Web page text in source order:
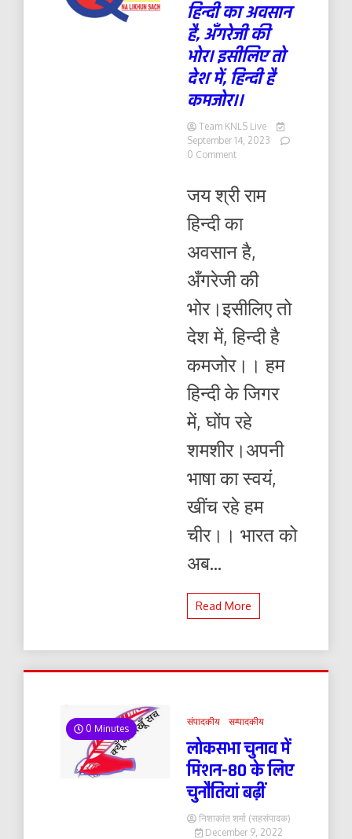
हिन्दी का अवसान
है, अँगरेजी की
भोर। इसीलिए तो
देश में, हिन्दी है
कमजोर।।
Team KNLS Live
September 14, 2023
0 Commenton
अवसान
अँगरेजी
भोर।
तो
में,
है
जय श्री राम
हिन्दी का
अवसान है,
अँगरेजी की
भोर।इसीलिए तो
देश में, हिन्दी है
कमजोर।। हम
हिन्दी के जिगर
में, घोंप रहे
शमशीर।अपनी
भाषा का स्वयं,
खींच रहे हम
चीर।। भारत को
अब...
Read More
0 Minutes
संपादकीय सम्पादकीय
लोकसभा चुनाव में
मिशन-80 के लिए
चुनौतियां बढ़ीं
निशाकांत शर्मा (सहसंपादक)
December 9, 2022